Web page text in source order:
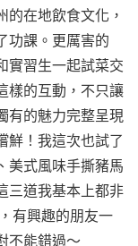
在地飲食文化，
功課。更厲害的
實習生一起試菜交
樣的互動，不只讓
有的魅力完整呈現
鮮！我這次也試了
美式風味手撕豬馬
三道我基本上都非
有興趣的朋友一
不能錯過～